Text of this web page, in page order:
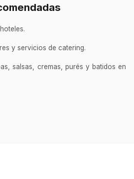
y servicios de catering.
salsas, cremas, purés y batidos en